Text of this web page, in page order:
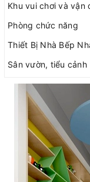
Khu vui chơi và vận
Phòng chức năng
Thiết Bị Nhà Bếp
Sân vườn, tiểu cảnh